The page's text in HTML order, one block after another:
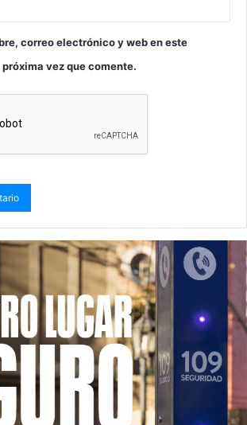
correo electrónico y web en este
vez que comente.